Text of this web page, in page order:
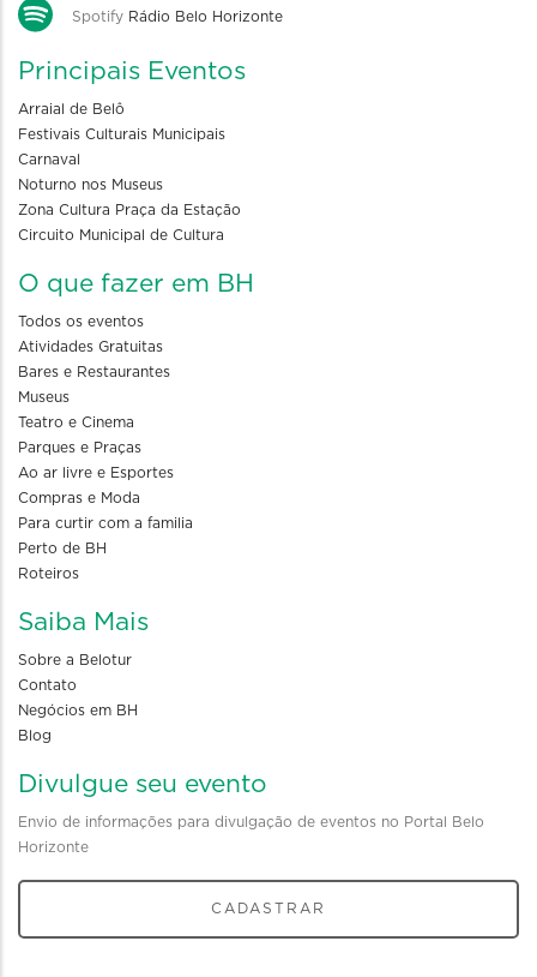
Spotify Rádio Belo Horizonte
Principais Eventos
Arraial de Belô
Festivais Culturais Municipais
Carnaval
Noturno nos Museus
Zona Cultura Praça da Estação
Circuito Municipal de Cultura
O que fazer em BH
Todos os eventos
Atividades Gratuitas
Bares e Restaurantes
Museus
Teatro e Cinema
Parques e Praças
Ao ar livre e Esportes
Compras e Moda
Para curtir com a familia
Perto de BH
Roteiros
Saiba Mais
Sobre a Belotur
Contato
Negócios em BH
Blog
Divulgue seu evento
Envio de informações para divulgação de eventos no Portal Belo
Horizonte
CADASTRAR